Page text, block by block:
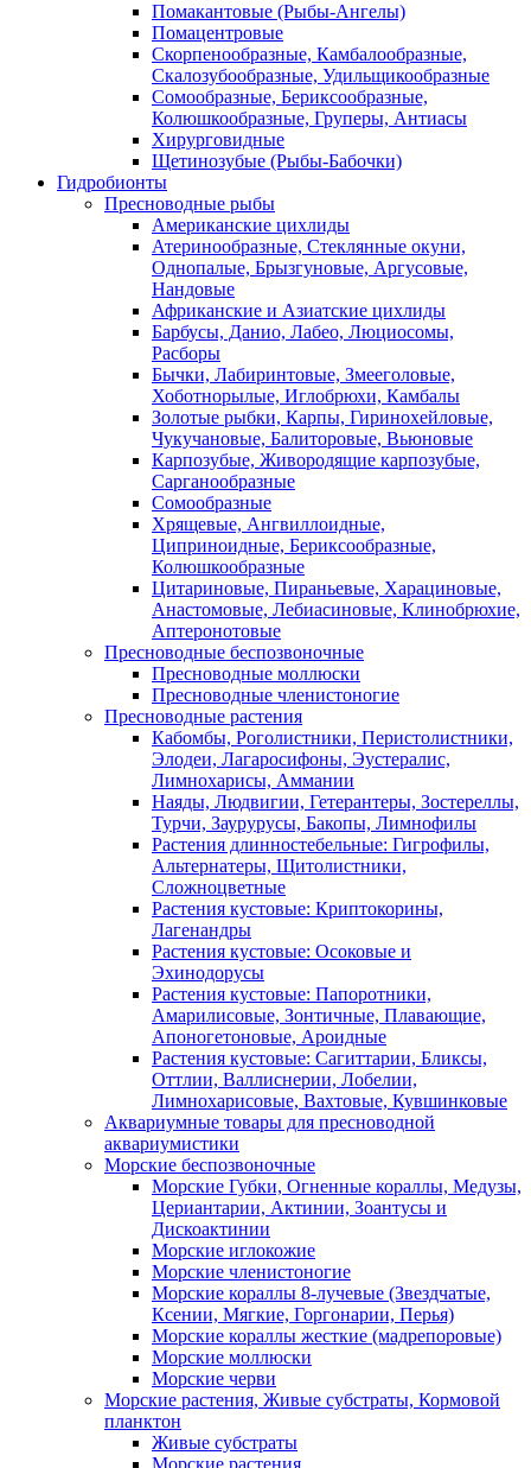
Помакантовые (Рыбы-Ангелы)
Помацентровые
Скорпенообразные, Камбалообразные,
Скалозубообразные, Удильщикообразные
Сомообразные, Бериксообразные,
Колюшкообразные, Груперы, Антиасы
Хирурговидные
Щетинозубые (Рыбы-Бабочки)
Гидробионты
Пресноводные рыбы
Американские цихлиды
Атеринообразные, Стеклянные окуни,
Однопалые, Брызгуновые, Аргусовые,
Нандовые
Африканские и Азиатские цихлиды
Барбусы, Данио, Лабео, Люциосомы,
Расборы
Бычки, Лабиринтовые, Змееголовые,
Хоботнорылые, Иглобрюхи, Камбалы
Золотые рыбки, Карпы, Гиринохейловые,
Чукучановые, Балиторовые, Вьюновые
Карпозубые, Живородящие карпозубые,
Сарганообразные
Сомообразные
Хрящевые, Ангвиллоидные,
Циприноидные, Бериксообразные,
Колюшкообразные
Цитариновые, Пираньевые, Харациновые,
Анастомовые, Лебиасиновые, Клинобрюхие,
Аптеронотовые
Пресноводные беспозвоночные
Пресноводные моллюски
Пресноводные членистоногие
Пресноводные растения
Кабомбы, Роголистники, Перистолистники,
Элодеи, Лагаросифоны, Эустералис,
Лимнохарисы, Аммании
Наяды, Людвигии, Гетерантеры, Зостереллы,
Турчи, Заурурусы, Бакопы, Лимнофилы
Растения длинностебельные: Гигрофилы,
Альтернатеры, Щитолистники,
Сложноцветные
Растения кустовые: Криптокорины,
Лагенандры
Растения кустовые: Осоковые и
Эхинодорусы
Растения кустовые: Папоротники,
Амарилисовые, Зонтичные, Плавающие,
Апоногетоновые, Ароидные
Растения кустовые: Сагиттарии, Бликсы,
Оттлии, Валлиснерии, Лобелии,
Лимнохарисовые, Вахтовые, Кувшинковые
Аквариумные товары для пресноводной
аквариумистики
Морские беспозвоночные
Морские Губки, Огненные кораллы, Медузы,
Цериантарии, Актинии, Зоантусы и
Дискоактинии
Морские иглокожие
Морские членистоногие
Морские кораллы 8-лучевые (Звездчатые,
Ксении, Мягкие, Горгонарии, Перья)
Морские кораллы жесткие (мадрепоровые)
Морские моллюски
Морские черви
Морские растения, Живые субстраты, Кормовой
планктон
Живые субстраты
Морские растения